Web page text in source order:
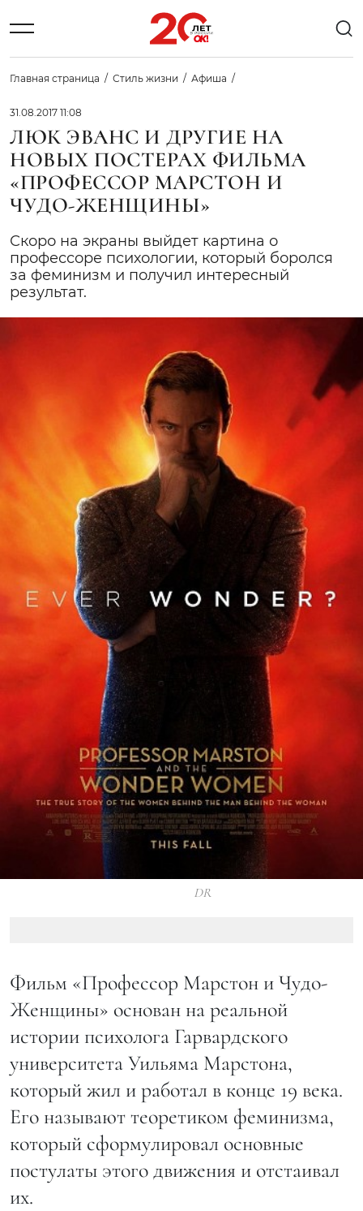
Главная страница Стиль жизни Афиша
31.08.2017 11:08
ЛЮК ЭВАНС И ДРУГИЕ НА
НОВЫХ ПОСТЕРАХ ФИЛЬМА
«ПРОФЕССОР МАРСТОН И
ЧУДО-ЖЕНЩИНЫ»
Скоро на экраны выйдет картина о
профессоре психологии, который боролся
за феминизм и получил интересный
результат.
DR
Фильм «Профессор Марстон и Чудо-
Женщины» основан на реальной
истории психолога Гарвардского
университета Уильяма Марстона,
который жил и работал в конце 19 века.
Его называют теоретиком феминизма,
который сформулировал основные
постулаты этого движения и отстаивал
их.